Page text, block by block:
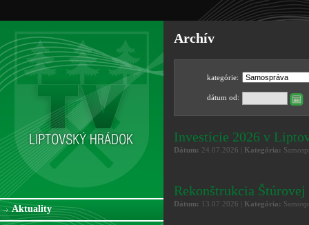
Aktuality
Archív
kategórie:
dátum od:
Investície 2026 v
Dátum: 24.07.2026 | Kategória:
Rekonštrukcia
Dátum: 13.07.2026 | Kategória: